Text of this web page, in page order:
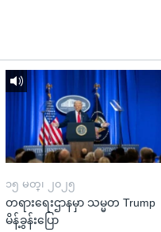
၁၅ မတ္၊ ၂၀၂၅
တရားရေးဌာနမှာ သမ္မတ Trump
မိန့်ခွန်းပြော